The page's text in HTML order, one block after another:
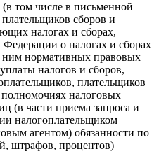
том числе в письменной
сборов и
налогах и сборах,
Федерации о налогах и сборах
ним нормативных правовых
налогов и сборов,
плательщиков
налоговых
(в части приема запроса и
налогоплательщиком
агентом) обязанности по
штрафов, процентов)